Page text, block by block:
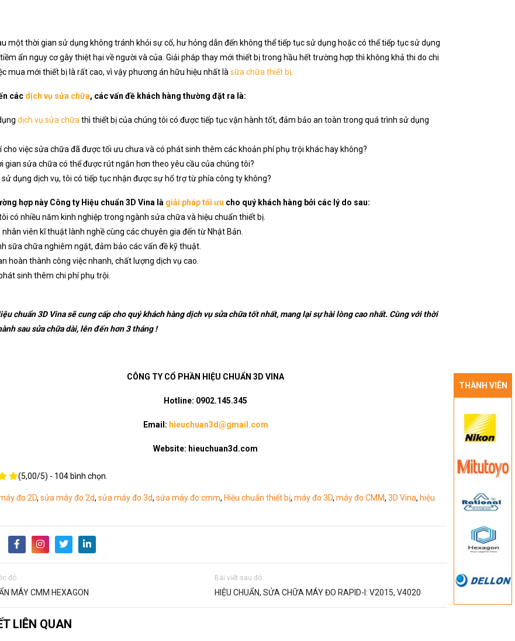
một thời gian sử dụng không tránh khỏi sự cố, hư hỏng dẫn đến không thể tiếp tục sử dụng hoặc có thể tiếp tục sử dụng
ẩn nguy cơ gây thiệt hại về người và của. Giải pháp thay mới thiết bị trong hầu hết trường hợp thì không khả thi do chi
mua mới thiết bị là rất cao, vì vậy phương án hữu hiệu nhất là sữa chữa thiết bị
các dịch vụ sửa chữa, các vấn đề khách hàng thường đặt ra là:
dịch vụ sửa chữa thì thiết bị của chúng tôi có được tiếp tục vận hành tốt, đảm bảo an toàn trong quá trình sử dụng
cho việc sửa chữa đã được tối ưu chưa và có phát sinh thêm các khoản phí phụ trội khác hay không?
gian sửa chữa có thể được rút ngắn hơn theo yêu cầu của chúng tôi?
dụng dịch vụ, tôi có tiếp tục nhận được sự hổ trợ từ phía công ty không?
hợp này Công ty Hiệu chuẩn 3D Vina là giải pháp tối ưu cho quý khách hàng bởi các lý do sau:
có nhiều năm kinh nghiệp trong ngành sửa chữa và hiệu chuẩn thiết bị.
viên kĩ thuật lành nghề cùng các chuyên gia đến từ Nhật Bản.
sữa chữa nghiêm ngặt, đảm bảo các vấn đề kỹ thuật.
hoàn thành công việc nhanh, chất lượng dịch vụ cao.
sinh thêm chi phí phụ trội.
chuẩn 3D Vina sẽ cung cấp cho quý khách hàng dịch vụ sửa chữa tốt nhất, mang lại sự hài lòng cao nhất. Cùng với thời
sau sửa chữa dài, lên đến hơn 3 tháng !
CÔNG TY CỔ PHẦN HIỆU CHUẨN 3D VINA
Hotline: 0902.145.345
Email: hieuchuan3d@gmail.com
Website: hieuchuan3d.com
(5,00/5) - 104 bình chọn.
đo 2D, sửa máy đo 2d, sửa máy đo 3d, sửa máy đo cmm, Hiệu chuẩn thiết bị, máy đo 3D, máy đo CMM, 3D Vina, hiệu
đó
MÁY CMM HEXAGON
Bài viết sau đó
HIỆU CHUẨN, SỬA CHỮA MÁY ĐO RAPID-I: V2015, V4020
LIÊN QUAN
THÀNH VIÊN